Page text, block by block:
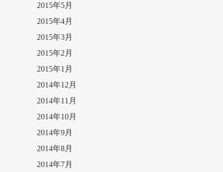
2015年5月
2015年4月
2015年3月
2015年2月
2015年1月
2014年12月
2014年11月
2014年10月
2014年9月
2014年8月
2014年7月